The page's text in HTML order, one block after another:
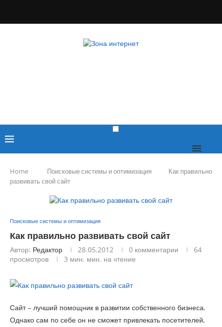
Home Поисковые системы и оптимизация
Как правильно
развивать свой сайт
Поисковые системы и оптимизация
Как правильно развивать свой сайт
Автор: Редактор 28.05.2012 0 комментарии
64
просмотров
3 мин. мин. на чтение
Сайт – лучший помощник в развитии собственного бизнеса.
Однако сам по себе он не сможет привлекать посетителей,